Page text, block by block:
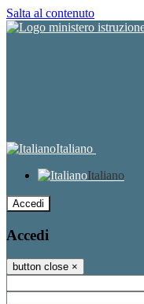
Salta al contenuto
Italiano
Italiano
Accedi
Accedi
button close ×